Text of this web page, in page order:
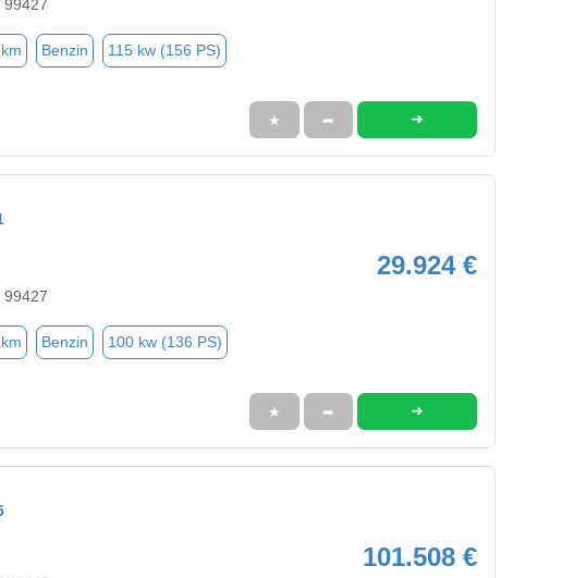
99427
Benzin 115 kw (156 PS)
★ ➦ ➜
29.924 €
99427
Benzin 100 kw (136 PS)
★ ➦ ➜
101.508 €